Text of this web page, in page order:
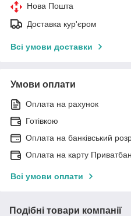
Нова Пошта
Доставка кур'єром
Всі умови доставки
Умови оплати
Оплата на рахунок
Готівкою
Оплата на банківський
Оплата на карту
Всі умови оплати
Подібні товари компанії